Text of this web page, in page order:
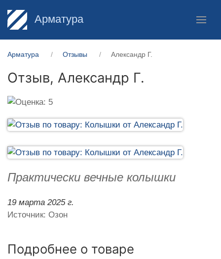
Арматура
Арматура Отзывы Александр Г.
Отзыв, Александр Г.
Практически вечные колышки
19 марта 2025 г.
Источник: Озон
Подробнее о товаре